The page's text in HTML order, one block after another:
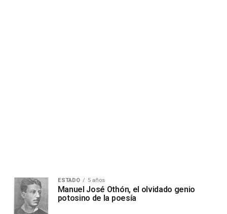
ESTADO 5 años
Manuel José Othón, el olvidado genio
potosino de la poesía